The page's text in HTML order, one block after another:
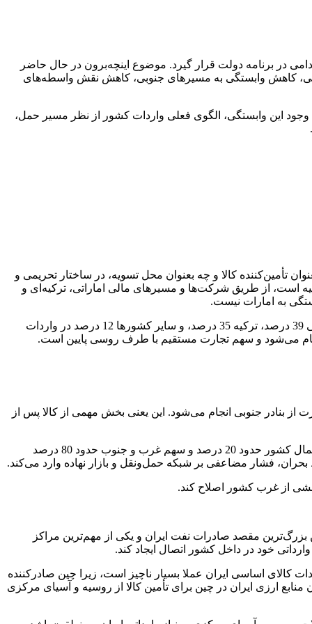
در برنامه دولت قرار گیرد. موضوع اینچه‌برون در حال حاضر
کاهش وابستگی به مسیرهای جنوبی، کاهش نقش واسطه‌های
وجود این وابستگی، الگوی فعلی واردات کشور از نظر مسیر حمل،
که چه بعنوان تأمین‌کننده کالا و چه بعنوان محل تسویه، در ساختار تحریمی و
است، از طریق شرکت‌ها و مسیرهای مالی اماراتی، ترکیه‌ای و
به امارات نیست.
آمارها نشان می‌دهد در واردات کالای اساسی با منشأ روسیه، سهم شرکت‌های روسیه صرفا 14 درصد است و در مقابل، امارات متحده عربی 39 درصد، ترکیه 35 درصد، و سایر کشورها 12 درصد در واردات
می‌شود و سهم تجارت مستقیم با طرف روسی پایین است.
در نیمه شمالی کشور پراکنده است، اما حدود 80 درصد تأمین گندم، جو و ذرت از بنادر جنوبی انجام می‌شود. این یعنی بخش مهمی از کالا پس از
در حوزه مصرف نهاده، حدود 69 درصد مصرف در شمال کشور و 31 درصد در جنوب کشور متمرکز است. در حوزه تولید گندم و جو، سهم شمال کشور حدود 20 درصد و سهم غرب و جنوب حدود 80 درصد
از غرب کشور اصلاح کند.
بزرگ‌ترین مقصد صادرات نفت ایران و یکی از مهم‌ترین مراکز
خود در داخل کشور اتصال ایجاد کند.
کالای اساسی ایران عملا بسیار ناچیز است، زیرا چین صادرکننده
ارزی ایران در چین برای تأمین کالا از روسیه و آسیای مرکزی